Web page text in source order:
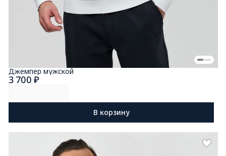
3 700 ₽
Джемпер мужской
В корзину